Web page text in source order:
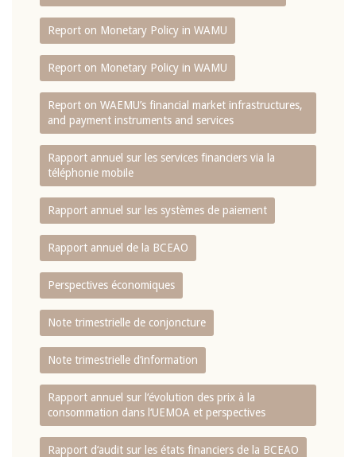
Report on Monetary Policy in WAMU
Report on Monetary Policy in WAMU
Report on WAEMU’s financial market infrastructures,
and payment instruments and services
Rapport annuel sur les services financiers via la
téléphonie mobile
Rapport annuel sur les systèmes de paiement
Rapport annuel de la BCEAO
Perspectives économiques
Note trimestrielle de conjoncture
Note trimestrielle d‘information
Rapport annuel sur l‘évolution des prix à la
consommation dans l‘UEMOA et perspectives
Rapport d‘audit sur les états financiers de la BCEAO